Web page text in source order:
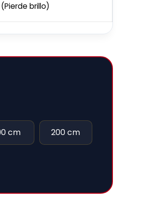
brillo)
cm 200 cm